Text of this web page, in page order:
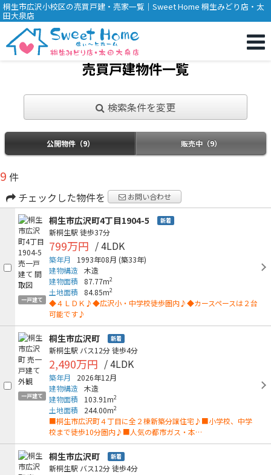
桐生市広沢小校区の売買戸建・売家一覧｜Sweet Home 桐生みどり店・太
田大泉店
売買戸建物件一覧
検索条件を変更
公開物件（9） 販売中（9）
9 件
チェックした物件を
お問い合わせ
一戸建て
桐生市広沢町4丁目1904-5 新着
新桐生駅 徒歩37分
799万円 / 4LDK
築年月 1993年08月 (築33年)
建物構造 木造
建物面積
87.77m2
土地面積 84.85m2
◆４ＬＤＫ♪◆広沢小・中学校徒歩圏内♪◆カースペースは２台
可能です♪
一戸建て
桐生市広沢町 新着
新桐生駅 バス12分徒歩4分
2,490万円 / 4LDK
築年月
2026年12月
建物構造 木造
建物面積
103.91m2
土地面積 244.00m2
■桐生市広沢町４丁目に全２棟新築分譲住宅♪■小学校、中学
校まで徒歩10分圏内♪■人気の都市ガス・本…
桐生市広沢町 新着
新桐生駅 バス12分徒歩4分